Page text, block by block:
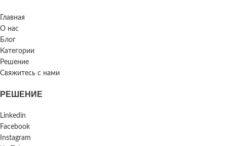
Главная
О нас
Блог
Категории
Решение
Свяжитесь с нами
РЕШЕНИЕ
Linkedin
Facebook
Instagram